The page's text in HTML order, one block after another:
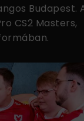
Budapest.
CS2 Masters,